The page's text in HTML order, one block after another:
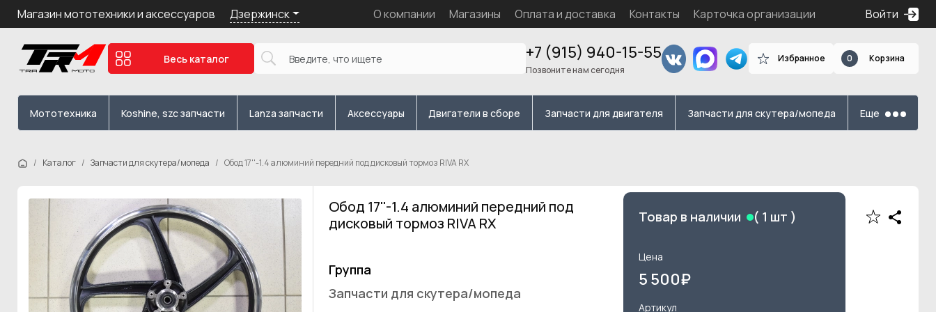
Магазин мототехники и аксессуаров Дзержинск О компании Магазины Оплата и доставка Контакты Карточка организации Войти
Весь каталог +7 (915) 940-15-55
Позвоните нам сегодня
Избранное 0 Корзина
Мототехника Koshine, szc запчасти Lanza запчасти Аксессуары Двигатели в сборе Запчасти для двигателя Запчасти для скутера/мопеда Еще
Каталог Запчасти для скутера/мопеда Обод 17''-1.4 алюминий передний под дисковый тормоз RIVA RX
Обод 17''-1.4 алюминий передний под
дисковый тормоз RIVA RX
Группа
Запчасти для скутера/мопеда
Товар в наличии ( 1 шт )
Цена
5 500₽
Артикул